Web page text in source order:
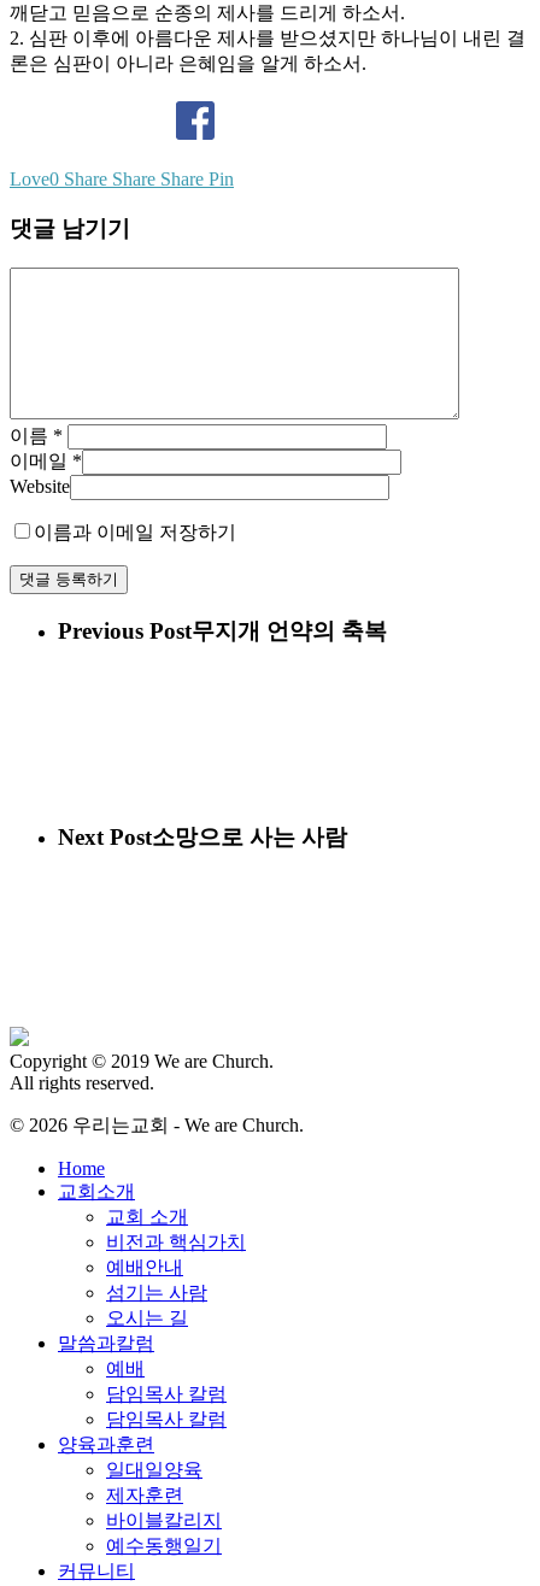
깨닫고 믿음으로 순종의 제사를 드리게 하소서.
2. 심판 이후에 아름다운 제사를 받으셨지만 하나님이 내린 결
론은 심판이 아니라 은혜임을 알게 하소서.
Love0 Share Share Share Pin
댓글 남기기
이름 *
이메일 *
Website
이름과 이메일 저장하기
Previous Post무지개 언약의 축복
Next Post소망으로 사는 사람
Copyright © 2019 We are Church.
All rights reserved.
© 2026 우리는교회 - We are Church.
Close
Menu
Home
교회소개
교회 소개
비전과 핵심가치
예배안내
섬기는 사람
오시는 길
말씀과칼럼
예배
담임목사 칼럼
담임목사 칼럼
양육과훈련
일대일양육
제자훈련
바이블칼리지
예수동행일기
커뮤니티